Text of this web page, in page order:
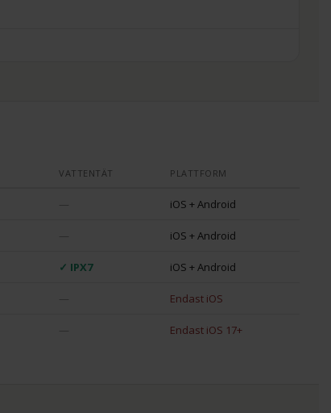
VATTENTÄT PLATTFORM
iOS + Android
iOS + Android
✓ IPX7 iOS + Android
Endast iOS
Endast iOS 17+